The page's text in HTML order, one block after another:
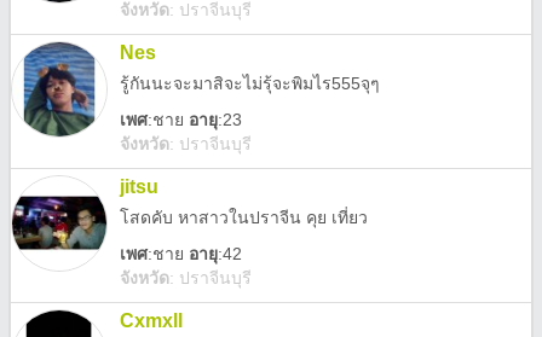
จังหวัด: ปราจีนบุรี
Nes
รู้กันนะจะมาสิจะไม่รุ้จะพิมไร555จุๆ
เพศ:ชาย อายุ:23
จังหวัด: ปราจีนบุรี
jitsu
โสดคับ หาสาวในปราจีน คุย เที่ยว
เพศ:ชาย อายุ:42
จังหวัด: ปราจีนบุรี
Cxmxll